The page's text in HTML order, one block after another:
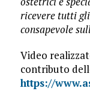
ricevere tutti
consapevole
Video
contributo
https://